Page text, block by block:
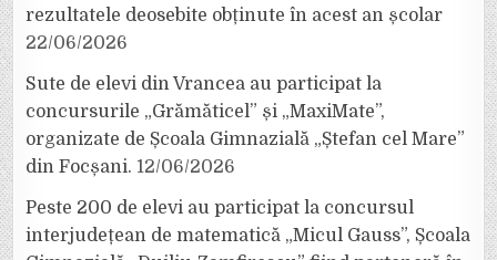
rezultatele deosebite obținute în acest an școlar
22/06/2026
Sute de elevi din Vrancea au participat la
concursurile „Grămăticel” și „MaxiMate”,
organizate de Școala Gimnazială „Ștefan cel Mare”
din Focșani. 12/06/2026
Peste 200 de elevi au participat la concursul
interjudețean de matematică „Micul Gauss”, Școala